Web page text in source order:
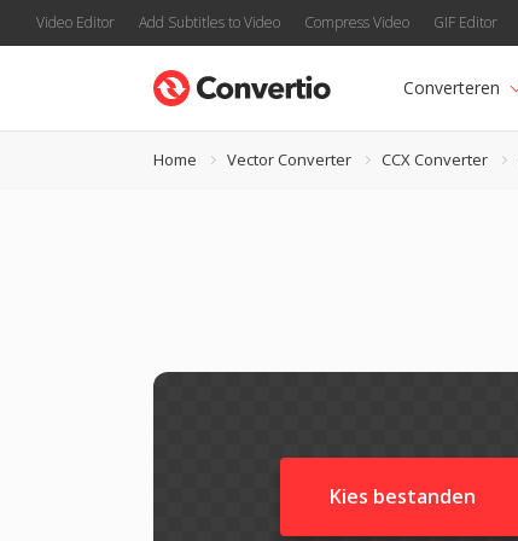
Video Editor Add Subtitles to Video Compress Video GIF Editor
Converteren
Home Vector Converter CCX Converter
Kies bestanden